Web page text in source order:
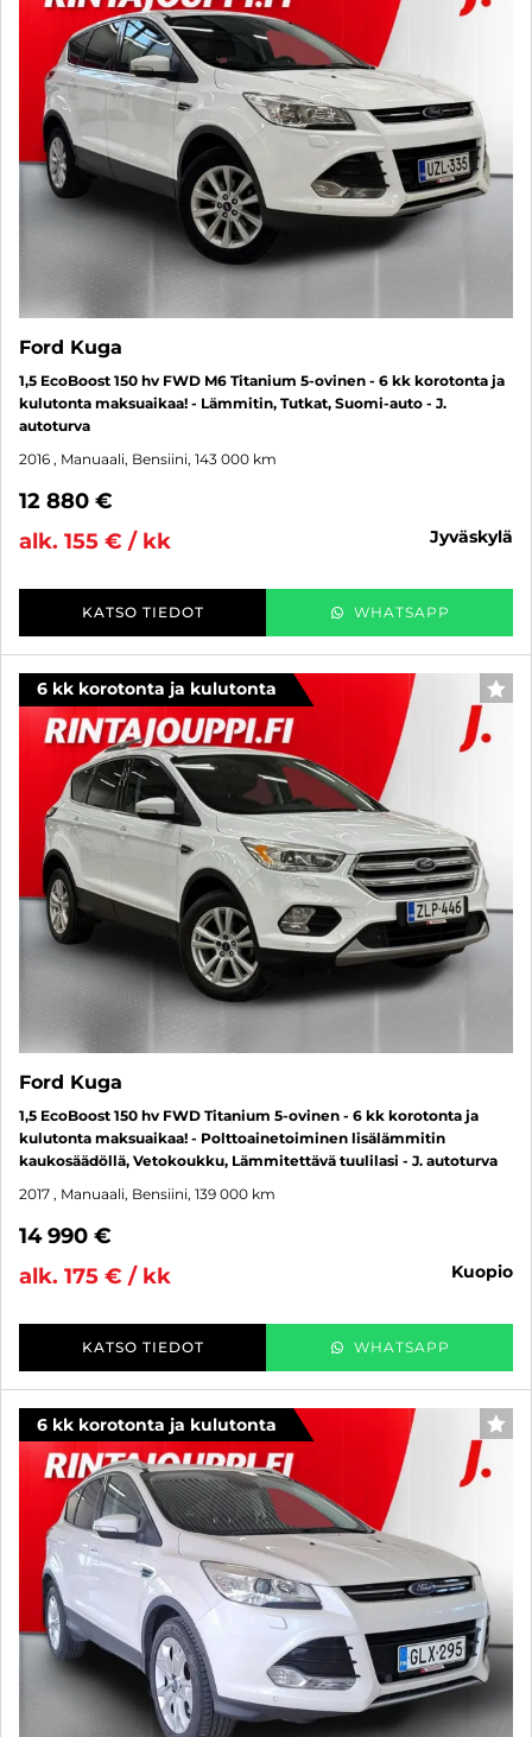
Ford Kuga
1,5 EcoBoost 150 hv FWD M6 Titanium 5-ovinen - 6 kk korotonta ja
kulutonta maksuaikaa! - Lämmitin, Tutkat, Suomi-auto - J.
autoturva
2016 , Manuaali, Bensiini, 143 000 km
12 880 €
alk. 155 € / kk
jyväskylä
KATSO TIEDOT WHATSAPP
6 kk korotonta ja kulutonta
Ford Kuga
1,5 EcoBoost 150 hv FWD Titanium 5-ovinen - 6 kk korotonta ja
kulutonta maksuaikaa! - Polttoainetoiminen lisälämmitin
kaukosäädöllä, Vetokoukku, Lämmitettävä tuulilasi - J. autoturva
2017 , Manuaali, Bensiini, 139 000 km
14 990 €
alk. 175 € / kk
kuopio
KATSO TIEDOT WHATSAPP
6 kk korotonta ja kulutonta